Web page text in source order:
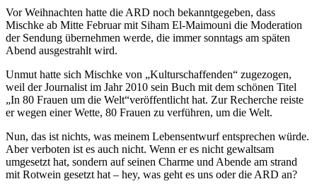
Vor Weihnachten hatte die ARD noch bekanntgegeben, dass
Mischke ab Mitte Februar mit Siham El-Maimouni die Moderation
der Sendung übernehmen werde, die immer sonntags am späten
Abend ausgestrahlt wird.
Unmut hatte sich Mischke von „Kulturschaffenden“ zugezogen,
weil der Journalist im Jahr 2010 sein Buch mit dem schönen Titel
„In 80 Frauen um die Welt“veröffentlicht hat. Zur Recherche reiste
er wegen einer Wette, 80 Frauen zu verführen, um die Welt.
Nun, das ist nichts, was meinem Lebensentwurf entsprechen würde.
Aber verboten ist es auch nicht. Wenn er es nicht gewaltsam
umgesetzt hat, sondern auf seinen Charme und Abende am strand
mit Rotwein gesetzt hat – hey, was geht es uns oder die ARD an?